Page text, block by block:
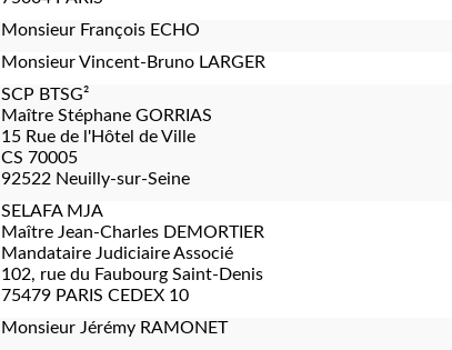
Monsieur François ECHO
Monsieur Vincent-Bruno LARGER
SCP BTSG²
Maître Stéphane GORRIAS
15 Rue de l'Hôtel de Ville
CS 70005
92522 Neuilly-sur-Seine
SELAFA MJA
Maître Jean-Charles DEMORTIER
Mandataire Judiciaire Associé
102, rue du Faubourg Saint-Denis
75479 PARIS CEDEX 10
Monsieur Jérémy RAMONET